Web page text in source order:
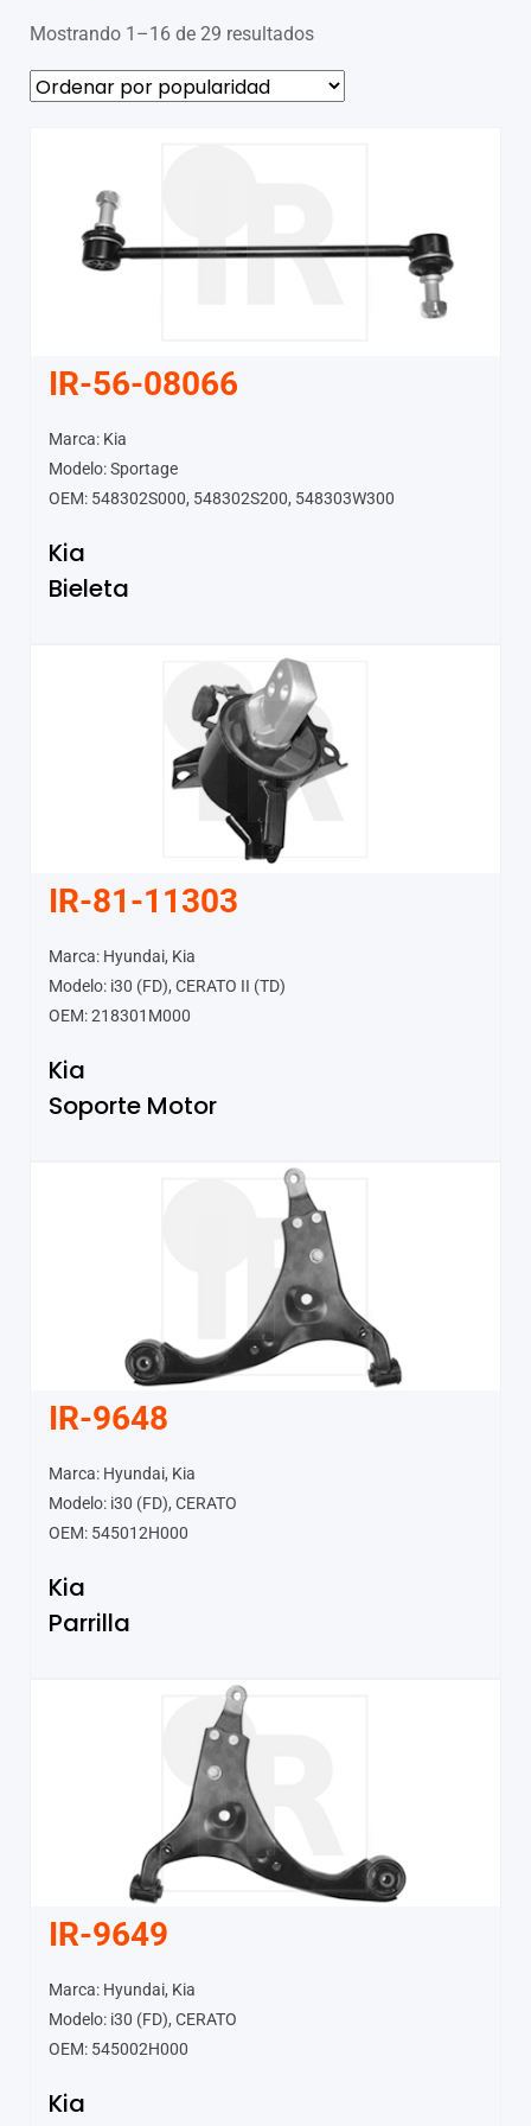
Mostrando 1–16 de 29 resultados
IR-56-08066
Marca: Kia
Modelo: Sportage
OEM: 548302S000, 548302S200, 548303W300
Kia
Bieleta
IR-81-11303
Marca: Hyundai, Kia
Modelo: i30 (FD), CERATO II (TD)
OEM: 218301M000
Kia
Soporte Motor
IR-9648
Marca: Hyundai, Kia
Modelo: i30 (FD), CERATO
OEM: 545012H000
Kia
Parrilla
IR-9649
Marca: Hyundai, Kia
Modelo: i30 (FD), CERATO
OEM: 545002H000
Kia